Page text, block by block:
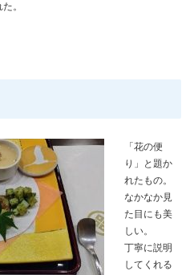
。
「花の便
り」と題か
れたもの。
なかなか見
た目にも美
しい。
丁寧に説明
してくれる